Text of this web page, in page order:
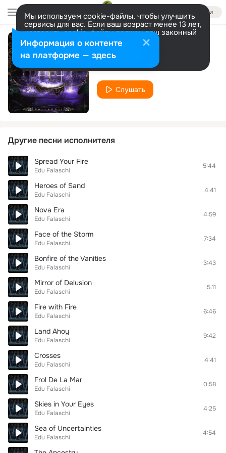
Войти
Мы используем cookie-файлы, чтобы улучшить
сервисы для вас. Если ваш возраст менее 13 лет,
настроить cookie-файлы должен ваш законный
представитель. Больше информации
Разрешить все Настроить
Brotherhood
Edu Falaschi
Слушать
Другие песни исполнителя
Spread Your Fire
Edu Falaschi
5:44
Heroes of Sand
Edu Falaschi
4:41
Nova Era
Edu Falaschi
4:59
Face of the Storm
Edu Falaschi
7:34
Bonfire of the Vanities
Edu Falaschi
3:43
Mirror of Delusion
Edu Falaschi
5:11
Fire with Fire
Edu Falaschi
6:46
Land Ahoy
Edu Falaschi
9:42
Crosses
Edu Falaschi
4:41
Frol De La Mar
Edu Falaschi
0:58
Skies in Your Eyes
Edu Falaschi
4:25
Sea of Uncertainties
Edu Falaschi
4:54
Информация о контенте
на платформе — здесь